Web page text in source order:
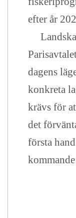
efter år
dagens
konkreta
krävs för
det
första